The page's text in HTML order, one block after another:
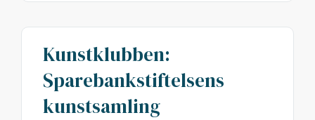
Kunstklubben:
Sparebankstiftelsens
kunstsamling